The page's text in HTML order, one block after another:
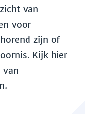
van
voor
zijn of
Kijk hier
van